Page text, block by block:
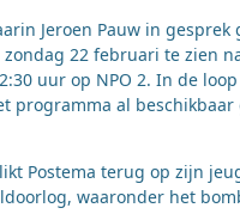
Jeroen Pauw in gesprek
zondag 22 februari te zien
uur op NPO 2. In de
programma al beschikbaar
Postema terug op zijn
waaronder het